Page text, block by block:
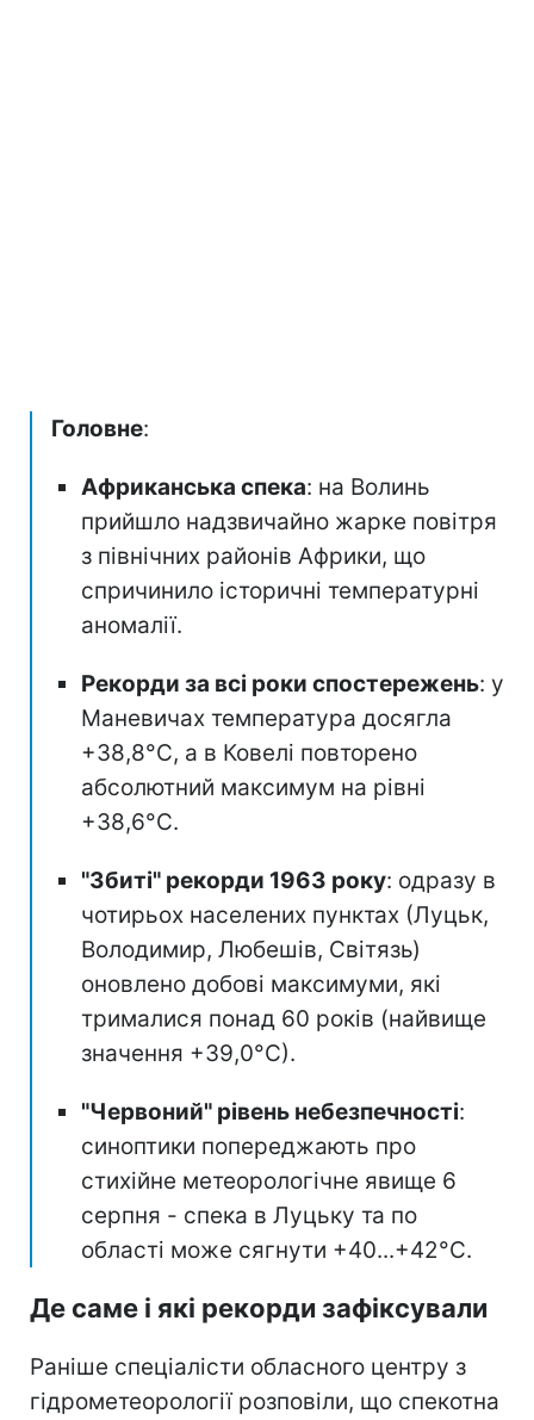
Головне:
Африканська спека: на Волинь
прийшло надзвичайно жарке повітря
з північних районів Африки, що
спричинило історичні температурні
аномалії.
Рекорди за всі роки спостережень: у
Маневичах температура досягла
+38,8°С, а в Ковелі повторено
абсолютний максимум на рівні
+38,6°С.
"Збиті" рекорди 1963 року: одразу в
чотирьох населених пунктах (Луцьк,
Володимир, Любешів, Світязь)
оновлено добові максимуми, які
трималися понад 60 років (найвище
значення +39,0°С).
"Червоний" рівень небезпечності:
синоптики попереджають про
стихійне метеорологічне явище 6
серпня - спека в Луцьку та по
області може сягнути +40...+42°С.
Де саме і які рекорди зафіксували
Раніше спеціалісти обласного центру з
гідрометеорології розповіли, що спекотна